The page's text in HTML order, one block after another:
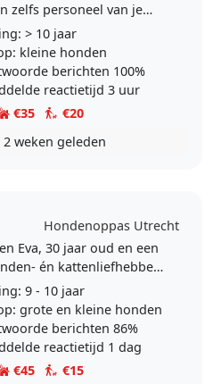
zelfs personeel van je
naar een
Hierbij kort
> 10 jaar
kleine honden
berichten 100%
reactietijd 3 uur
€35
€20
2 weken geleden
Hondenoppas Utrecht
Eva, 30 jaar oud en een
én kattenliefhebber.
met oppassen op
verschillende
met..
9 - 10 jaar
grote en kleine honden
berichten 86%
reactietijd 1 dag
€45
€15